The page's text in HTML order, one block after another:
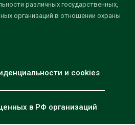
различных государственных,
организаций в отношении охраны
и cookies
в РФ организаций